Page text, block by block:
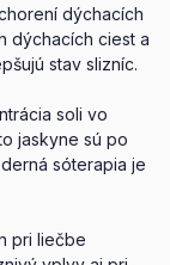
dýchacích
dýchacích ciest a
stav slizníc.
soli vo
jaskyne sú po
sóterapia je
pri liečbe